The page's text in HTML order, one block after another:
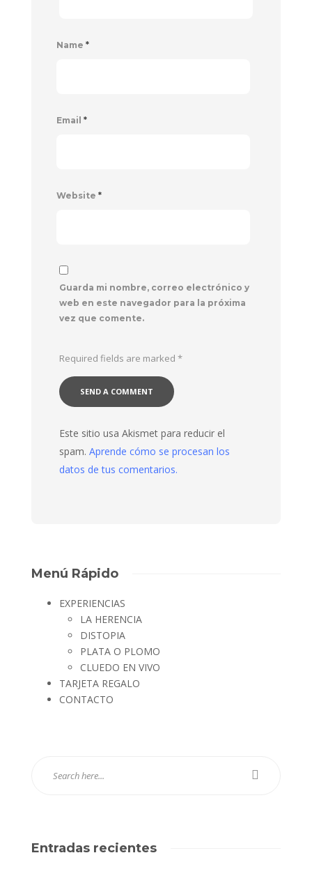
Name *
Email *
Website *
Guarda mi nombre, correo electrónico y
web en este navegador para la próxima
vez que comente.
Required fields are marked *
Este sitio usa Akismet para reducir el
spam. Aprende cómo se procesan los
datos de tus comentarios.
Menú Rápido
EXPERIENCIAS
LA HERENCIA
DISTOPIA
PLATA O PLOMO
CLUEDO EN VIVO
TARJETA REGALO
CONTACTO
Entradas recientes